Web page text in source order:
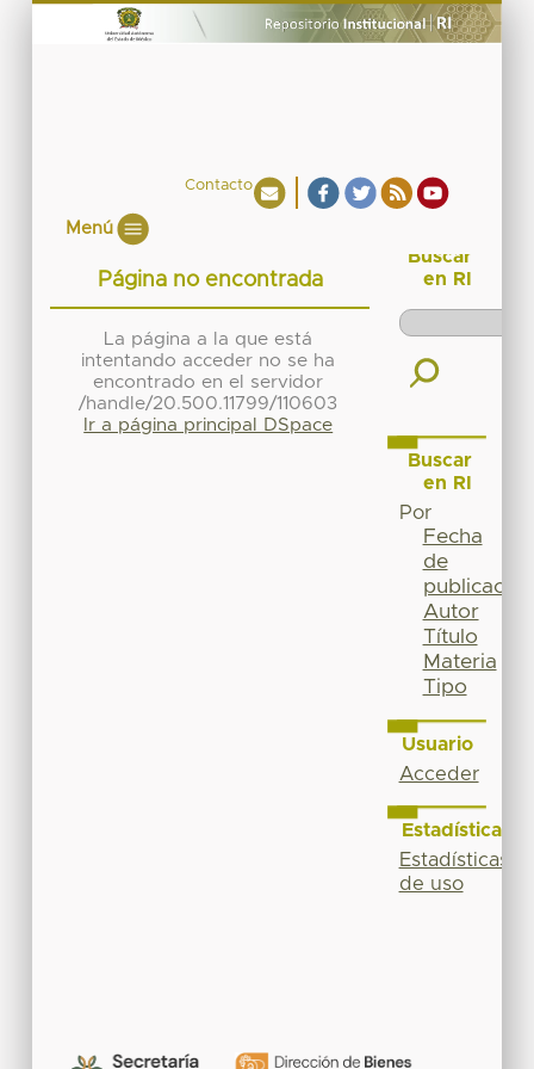
Contacto
Menú
Página no encontrada
La página a la que está
intentando acceder no se ha
encontrado en el servidor
/handle/20.500.11799/110603
Ir a página principal DSpace
Buscar
en RI
Buscar
en RI
Por
Fecha
de
publicación
Autor
Título
Materia
Tipo
Usuario
Acceder
Estadísticas
Estadísticas
de uso